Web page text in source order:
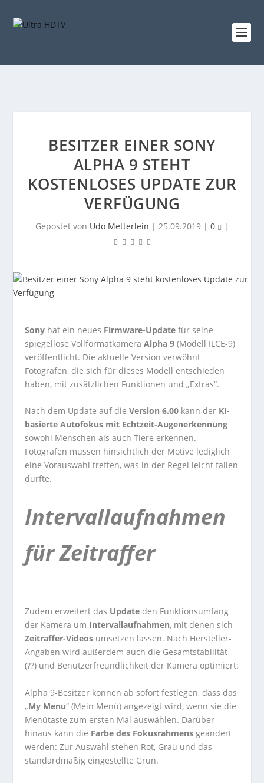
BESITZER EINER SONY
ALPHA 9 STEHT
KOSTENLOSES UPDATE ZUR
VERFÜGUNG
Gepostet von Udo Metterlein | 25.09.2019 | 0 |
Sony hat ein neues Firmware-Update für seine
spiegellose VollformatkameraAlpha 9(Modell ILCE-9)
veröffentlicht. Die aktuelle Version verwöhnt
Fotografen, die sich für dieses Modell entschieden
haben, mit zusätzlichen Funktionen und „Extras“.
Nach dem Update auf dieVersion 6.00 kann der KI-
basierte Autofokus mit Echtzeit-Augenerkennung
sowohl Menschen als auch Tiere erkennen.
Fotografen müssen hinsichtlich der Motive lediglich
eine Vorauswahl treffen, was in der Regel leicht fallen
dürfte.
Intervallaufnahmen
für Zeitraffer
Zudem erweitert das Update den Funktionsumfang
der Kamera um Intervallaufnahmen, mit denen sich
Zeitraffer-Videos umsetzen lassen. Nach Hersteller-
Angaben wird außerdem auch die Gesamtstabilität
(??) und Benutzerfreundlichkeit der Kamera optimiert:
Alpha 9-Besitzer können ab sofort festlegen, dass das
„My Menu“ (Mein Menü) angezeigt wird, wenn sie die
Menütaste zum ersten Mal auswählen. Darüber
hinaus kann die Farbe des Fokusrahmens geändert
werden: Zur Auswahl stehen Rot, Grau und das
standardmäßig eingestellte Grün.